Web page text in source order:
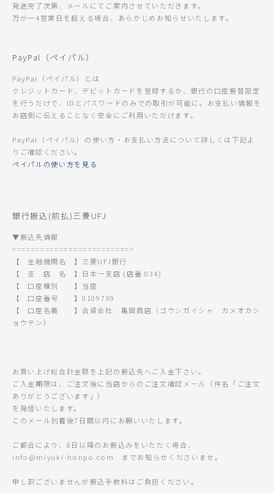
発送完了次第、メールにてご案内させていただきます。
万が一4営業日を超える場合、あらかじめお知らせいたします。
PayPal（ペイパル）
PayPal（ペイパル）とは
クレジットカード、デビットカードを登録するか、銀行の口座振替設定
を行うだけで、IDとパスワードのみでの取引が可能に。お支払い情報を
お店側に伝えることなく安全にご利用いただけます。
PayPal（ペイパル）の使い方・お支払い方法について詳しくは下記よ
りご確認ください。
ペイパルの使い方を見る
銀行振込(前払)三菱UFJ
▼振込先情報
==========================
【 金融機関名 】三菱UFJ銀行
【 支 店 名 】日本一支店 (店番 034)
【 口座種別 】当座
【 口座番号 】0109769
【 口座名義 】合資会社 亀岡商店（ゴウシガイシャ カメオカシ
ョウテン）
お買い上げ総合計金額を上記の振込先へご入金下さい。
ご入金期限は、ご注文後に当店からのご注文確認メール（件名「ご注文
ありがとうございます」）
を発信いたします。
このメール到着後7日間以内にお願いいたします。
ご都合により、8日以降のお振込みをいただく場合、
info@miyuki-honpo.com までお知らせくださいませ。
申し訳ございませんが振込手数料はご負担ください。